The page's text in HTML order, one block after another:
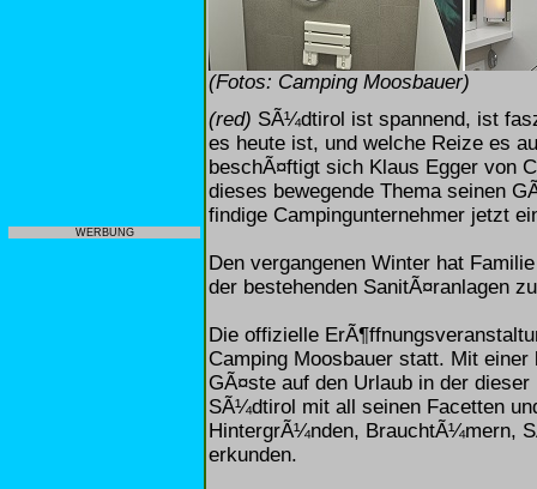
WERBUNG
(Fotos: Camping Moosbauer)
(red) SÃ¼dtirol ist spannend, ist
es heute ist, und welche Reize es
beschÃ¤ftigt sich Klaus Egger von
dieses bewegende Thema seinen
findige Campingunternehmer jetzt
Den vergangenen Winter hat
der bestehenden SanitÃ¤ranlagen
Die offizielle
Camping Moosbauer statt. Mit
GÃ¤ste auf den Urlaub in der
SÃ¼dtirol mit all seinen Facetten
HintergrÃ¼nden, BrauchtÃ¼mern,
erkunden.